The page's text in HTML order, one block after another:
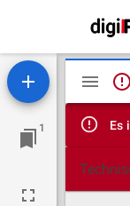
1 Es